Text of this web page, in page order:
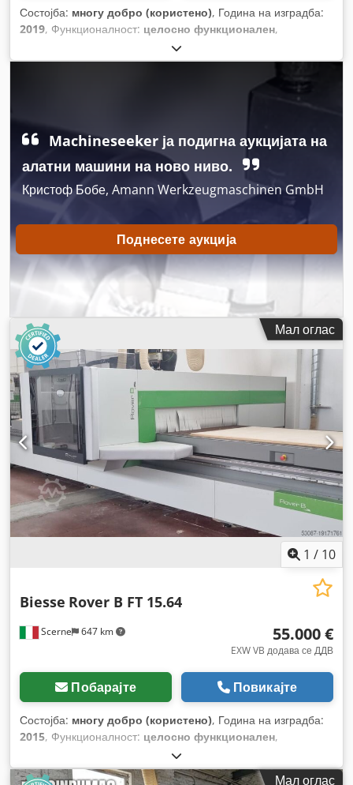
Состојба: многу добро (користено), Година на изградба:
2019, Функционалност: целосно функционален,
Machineseeker ја подигна аукцијата на
алатни машини на ново ниво.
Кристоф Бобе, Amann Werkzeugmaschinen GmbH
Поднесете аукција
Мал оглас
1 / 10
Scerne 647 km
Biesse Rover B FT 15.64
55.000 €
EXW VB додава се ДДВ
Побарајте Повикајте
Состојба: многу добро (користено), Година на изградба:
2015, Функционалност: целосно функционален,
Мал оглас